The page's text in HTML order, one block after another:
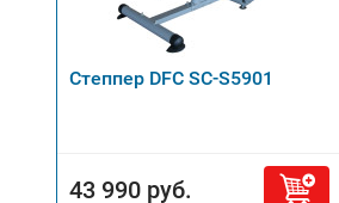
Степпер DFC SC-S5901
43 990 руб.